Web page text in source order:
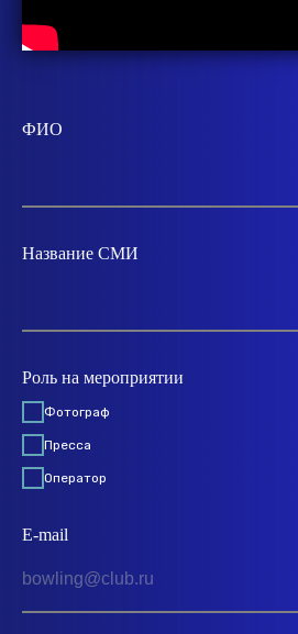
ФИО
Название СМИ
Роль на мероприятии
Фотограф
Пресса
Оператор
E-mail